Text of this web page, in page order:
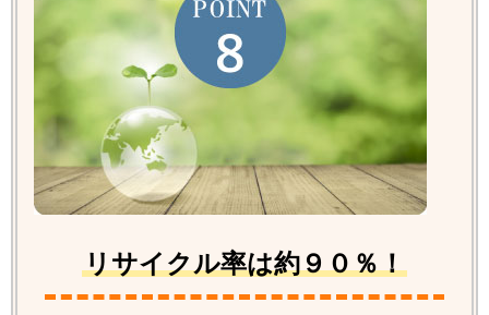
リサイクル率は約９０％！